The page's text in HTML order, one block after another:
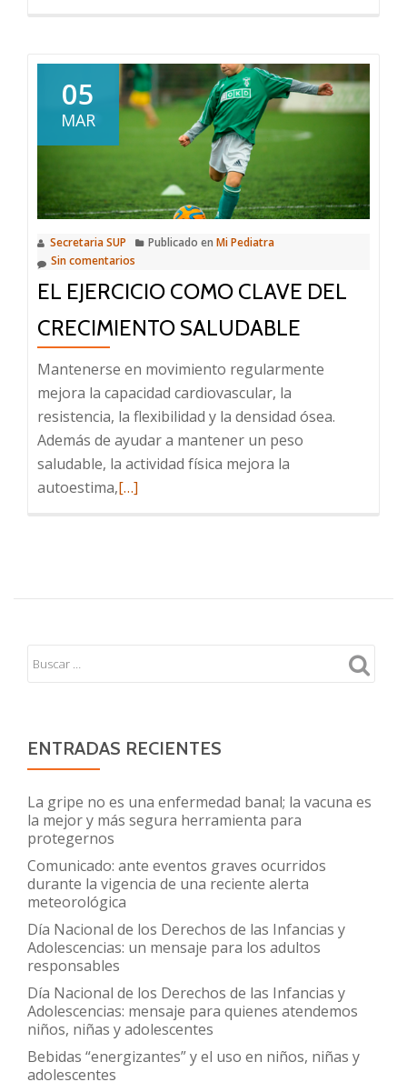
renal
en
la
infancia:
actuar
temprano
para
prevenir
05
MAR
Secretaria SUP Publicado en Mi Pediatra
Sin comentarios
EL EJERCICIO COMO CLAVE DEL
CRECIMIENTO SALUDABLE
Mantenerse en movimiento regularmente
mejora la capacidad cardiovascular, la
resistencia, la flexibilidad y la densidad ósea.
Además de ayudar a mantener un peso
saludable, la actividad física mejora la
autoestima,Leer
como
del
[…]
ENTRADAS RECIENTES
La gripe no es una enfermedad banal; la vacuna es
la mejor y más segura herramienta para
protegernos
Comunicado: ante eventos graves ocurridos
durante la vigencia de una reciente alerta
meteorológica
Día Nacional de los Derechos de las Infancias y
Adolescencias: un mensaje para los adultos
responsables
Día Nacional de los Derechos de las Infancias y
Adolescencias: mensaje para quienes atendemos
niños, niñas y adolescentes
Bebidas “energizantes” y el uso en niños, niñas y
adolescentes